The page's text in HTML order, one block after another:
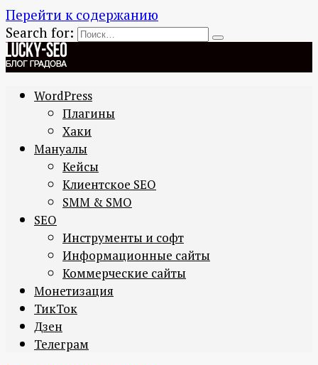
Перейти к содержанию
Search for:
WordPress
Плагины
Хаки
Мануалы
Кейсы
Клиентское SEO
SMM & SMO
SEO
Инструменты и софт
Информационные сайты
Коммерческие сайты
Монетизация
ТикТок
Дзен
Телеграм